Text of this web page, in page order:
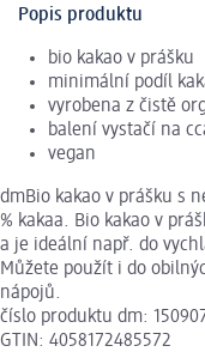
Popis produktu
bio kakao v prášku
minimální podíl
vyrobena z čistě
balení vystačí na
vegan
dmBio kakao v prášku s
% kakaa. Bio kakao v
a je ideální např. do
Můžete použít i do
nápojů.
číslo produktu dm:
GTIN: 4058172485572